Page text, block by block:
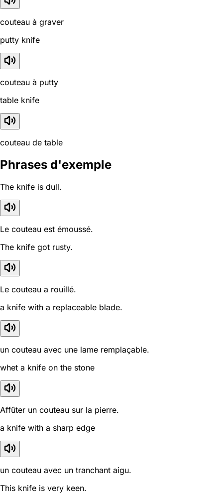
couteau à graver
putty knife
couteau à putty
table knife
couteau de table
Phrases d'exemple
The knife is dull.
Le couteau est émoussé.
The knife got rusty.
Le couteau a rouillé.
a knife with a replaceable blade.
un couteau avec une lame remplaçable.
whet a knife on the stone
Affûter un couteau sur la pierre.
a knife with a sharp edge
un couteau avec un tranchant aigu.
This knife is very keen.